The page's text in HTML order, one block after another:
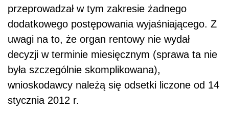
przeprowadzał w tym zakresie żadnego
dodatkowego postępowania wyjaśniającego. Z
uwagi na to, że organ rentowy nie wydał
decyzji w terminie miesięcznym (sprawa ta nie
była szczególnie skomplikowana),
wnioskodawcy należą się odsetki liczone od 14
stycznia 2012 r.